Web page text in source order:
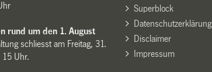
rund um den 1. August
schliesst am Freitag, 31.
15 Uhr.
Superblock
Datenschutzerklärung
Disclaimer
Impressum